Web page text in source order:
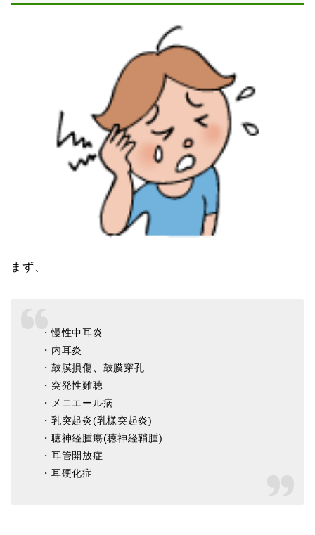
まず、
・慢性中耳炎
・内耳炎
・鼓膜損傷、鼓膜穿孔
・突発性難聴
・メニエール病
・乳突起炎(乳様突起炎)
・聴神経腫瘍(聴神経鞘腫)
・耳管開放症
・耳硬化症